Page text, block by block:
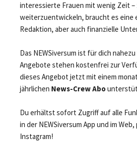
interessierte Frauen mit wenig Zeit
weiterzuentwickeln, braucht es eine
Redaktion, aber auch finanzielle
Das NEWSiversum ist für dich
Angebote stehen kostenfrei zur
dieses Angebot jetzt mit einem
jährlichen News-Crew Abo
Du erhältst sofort Zugriff auf alle
in der NEWSiversum App und im
Instagram!